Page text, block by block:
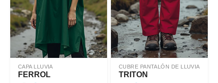
CAPA LLUVIA
FERROL
CUBRE PANTALÓN DE LLUVIA
TRITON